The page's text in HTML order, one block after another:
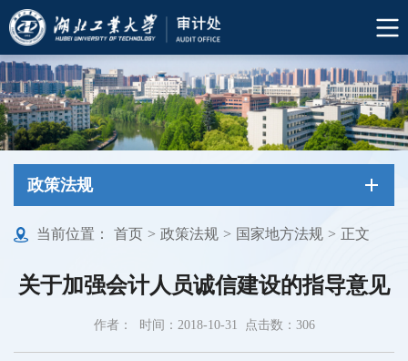
政策法规
当前位置： 首页 > 政策法规 > 国家地方法规 > 正文
关于加强会计人员诚信建设的指导意见
作者： 时间：2018-10-31 点击数： 306